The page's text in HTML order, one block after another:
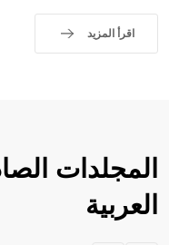
اقرأ المزيد
المجلدات
العربية